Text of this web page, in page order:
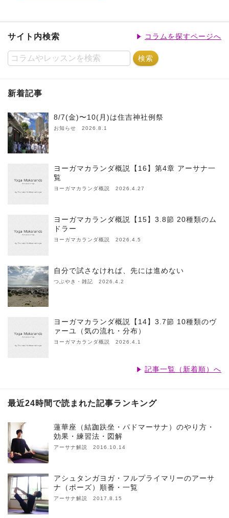
サイト内検索 コラムを探すページへ
新着記事
8/7(金)〜10(月)は住吉神社例祭
お知らせ 2026.8.1
ヨーガマカランダ概説【16】第4章 アーサナ一
覧
ヨーガマカランダ概説 2026.4.27
ヨーガマカランダ概説【15】3.8節 20種類のム
ドラー
ヨーガマカランダ概説 2026.4.5
自分で試さなければ、先には進めない
つぶやき・雑記 2026.4.2
ヨーガマカランダ概説【14】3.7節 10種類のヴ
ァーユ（気の流れ・分布）
ヨーガマカランダ概説 2026.4.1
記事一覧（新着順）へ
最近24時間で読まれた記事ランキング
蓮華座（結跏趺坐・パドマーサナ）のやり方・
効果・練習法・図解
アーサナ解説 2016.10.14
アシュタンガヨガ・フルプライマリーのアーサ
ナ（ポーズ）順番・一覧
アーサナ解説 2017.8.15